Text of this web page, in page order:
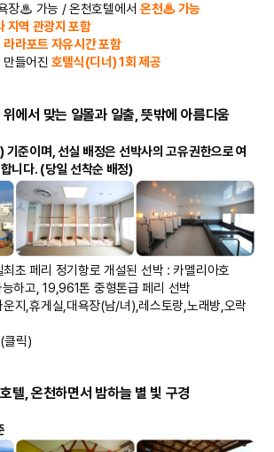
장♨ 가능 / 온천호텔에서 온천♨가능
지역 관광지 포함
라라포트 자유시간 포함
들어진 호텔식(디너) 1회 제공
위에서 맞는 일몰과 일출, 뜻밖에 아름다움
준이며, 선실 배정은 선박사의 고유권한으로 여
니다. (당일 선착순 배정)
초 페리 정기항로 개설된 선박 : 카멜리아호
하고, 19,961톤 중형톤급 페리 선박
지,휴게실,대욕장(남/녀),레스토랑,노래방,오락
클릭)
텔, 온천하면서 밤하늘 별 빛 구경